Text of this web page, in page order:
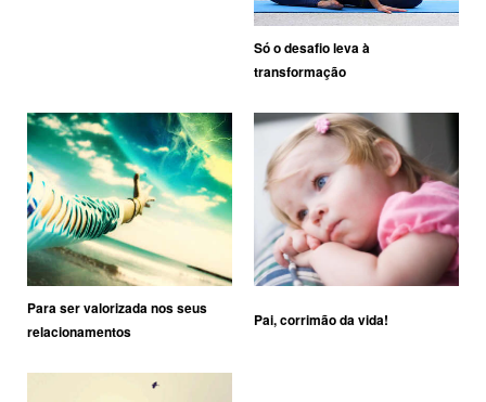
Só o desafio leva à
transformação
Para ser valorizada nos seus
relacionamentos
Pai, corrimão da vida!